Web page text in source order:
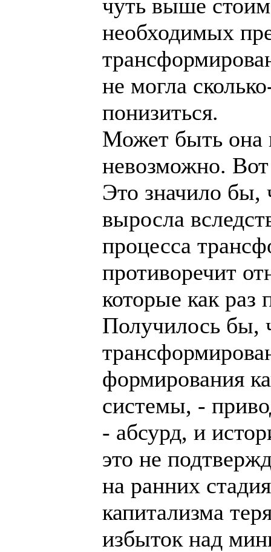
чуть выше
необходимых
не могла
понизиться.
Может быть она
невозможно.
Это значило бы,
выросла
процесса
противоречит
которые как раз
Получилось бы,
формирования
системы, -
- абсурд, и
это не
на ранних
капитализма
избыток над